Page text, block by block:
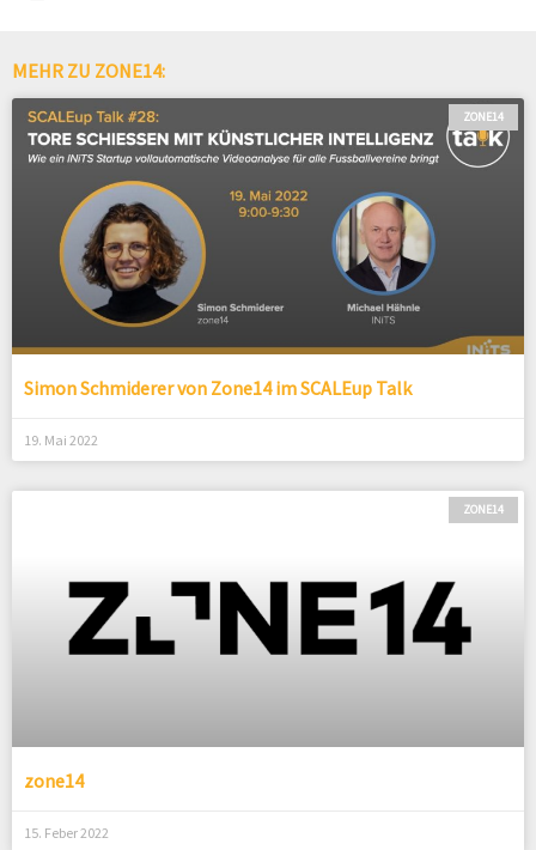
MEHR ZU ZONE14:
ZONE14
Simon Schmiderer von Zone14 im SCALEup Talk
19. Mai 2022
ZONE14
zone14
15. Feber 2022